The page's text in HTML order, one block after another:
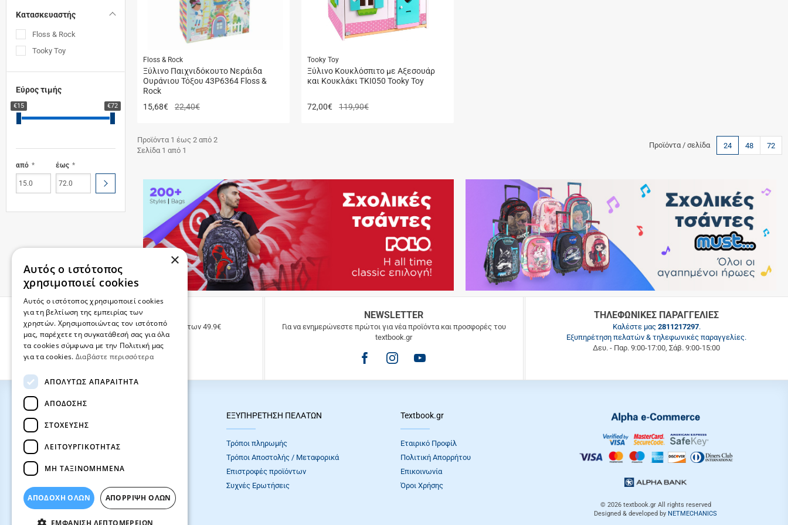
Κατασκευαστής
Floss & Rock
Tooky Toy
Εύρος τιμής
€15 €72
από έως
ΥΠΟΒΟΛΗ
Floss & Rock
Ξύλινο Παιχνιδόκουτο Νεράιδα
Ουράνιου Τόξου 43P6364 Floss &
Rock
15,68€ 22,40€
Tooky Toy
Ξύλινο Κουκλόσπιτο με Αξεσουάρ
και Κουκλάκι TKI050 Tooky Toy
72,00€ 119,90€
Προϊόντα 1 έως 2 από 2
Σελίδα 1 από 1
Προϊόντα / σελίδα 24 48 72
ΔΩΡΕΑΝ ΜΕΤΑΦΟΡΙΚΑ
Δωρεάν μεταφορικά για παραγγελίες άνω των 49.9€
NEWSLETTER
Για να ενημερώνεστε πρώτοι για νέα προϊόντα και προσφορές του
textbook.gr
ΤΗΛΕΦΩΝΙΚΕΣ ΠΑΡΑΓΓΕΛΙΕΣ
Καλέστε μας 2811217297.
Εξυπηρέτηση πελατών & τηλεφωνικές παραγγελίες.
Δευ. - Παρ. 9:00-17:00, Σάβ. 9:00-15:00
ΣΧΟΛΙΚΕΣ ΤΣΑΝΤΕΣ
ΕΞΥΠΗΡΕΤΗΣΗ ΠΕΛΑΤΩΝ
Τρόποι πληρωμής
Τρόποι Αποστολής / Μεταφορικά
Επιστροφές προϊόντων
Συχνές Eρωτήσεις
Textbook.gr
Εταιρικό Προφίλ
Πολιτική Απορρήτου
Επικοινωνία
Όροι Xρήσης
© 2026 textbook.grAll rights reserved
Designed & developed by NETMECHANICS
×
Αυτός ο ιστότοπος
χρησιμοποιεί cookies
Αυτός ο ιστότοπος χρησιμοποιεί cookies
για τη βελτίωση της εμπειρίας των
χρηστών. Χρησιμοποιώντας τον ιστότοπό
μας, παρέχετε τη συγκατάθεσή σας για όλα
τα cookies σύμφωνα με την Πολιτική μας
για τα cookies. Διαβάστε περισσότερα
ΑΠΟΛΎΤΩΣ ΑΠΑΡΑΊΤΗΤΑ
ΑΠΌΔΟΣΗΣ
ΣΤΌΧΕΥΣΗΣ
ΛΕΙΤΟΥΡΓΙΚΌΤΗΤΑΣ
ΜΗ ΤΑΞΙΝΟΜΗΜΈΝΑ
ΑΠΟΔΟΧΗ ΟΛΩΝ ΑΠΌΡΡΙΨΗ ΌΛΩΝ
ΕΜΦΆΝΙΣΗ ΛΕΠΤΟΜΕΡΕΙΏΝ